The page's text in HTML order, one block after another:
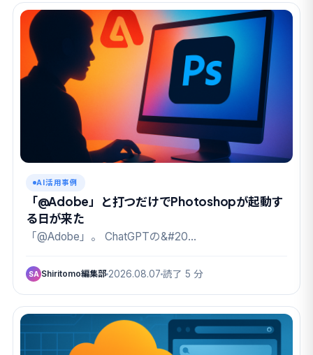
AI活用事例
「@Adobe」と打つだけでPhotoshopが起動す
る日が来た
「@Adobe」。 ChatGPTの&#20…
SA Shiritomo編集部 2026.08.07 読了 5 分